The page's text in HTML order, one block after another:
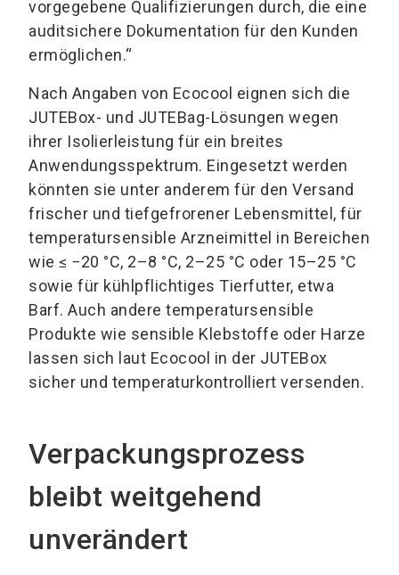
vorgegebene Qualifizierungen durch, die eine
auditsichere Dokumentation für den Kunden
ermöglichen.“
Nach Angaben von Ecocool eignen sich die
JUTEBox- und JUTEBag-Lösungen wegen
ihrer Isolierleistung für ein breites
Anwendungsspektrum. Eingesetzt werden
könnten sie unter anderem für den Versand
frischer und tiefgefrorener Lebensmittel, für
temperatursensible Arzneimittel in Bereichen
wie ≤ −20 °C, 2–8 °C, 2–25 °C oder 15–25 °C
sowie für kühlpflichtiges Tierfutter, etwa
Barf. Auch andere temperatursensible
Produkte wie sensible Klebstoffe oder Harze
lassen sich laut Ecocool in der JUTEBox
sicher und temperaturkontrolliert versenden.
Verpackungsprozess
bleibt weitgehend
unverändert